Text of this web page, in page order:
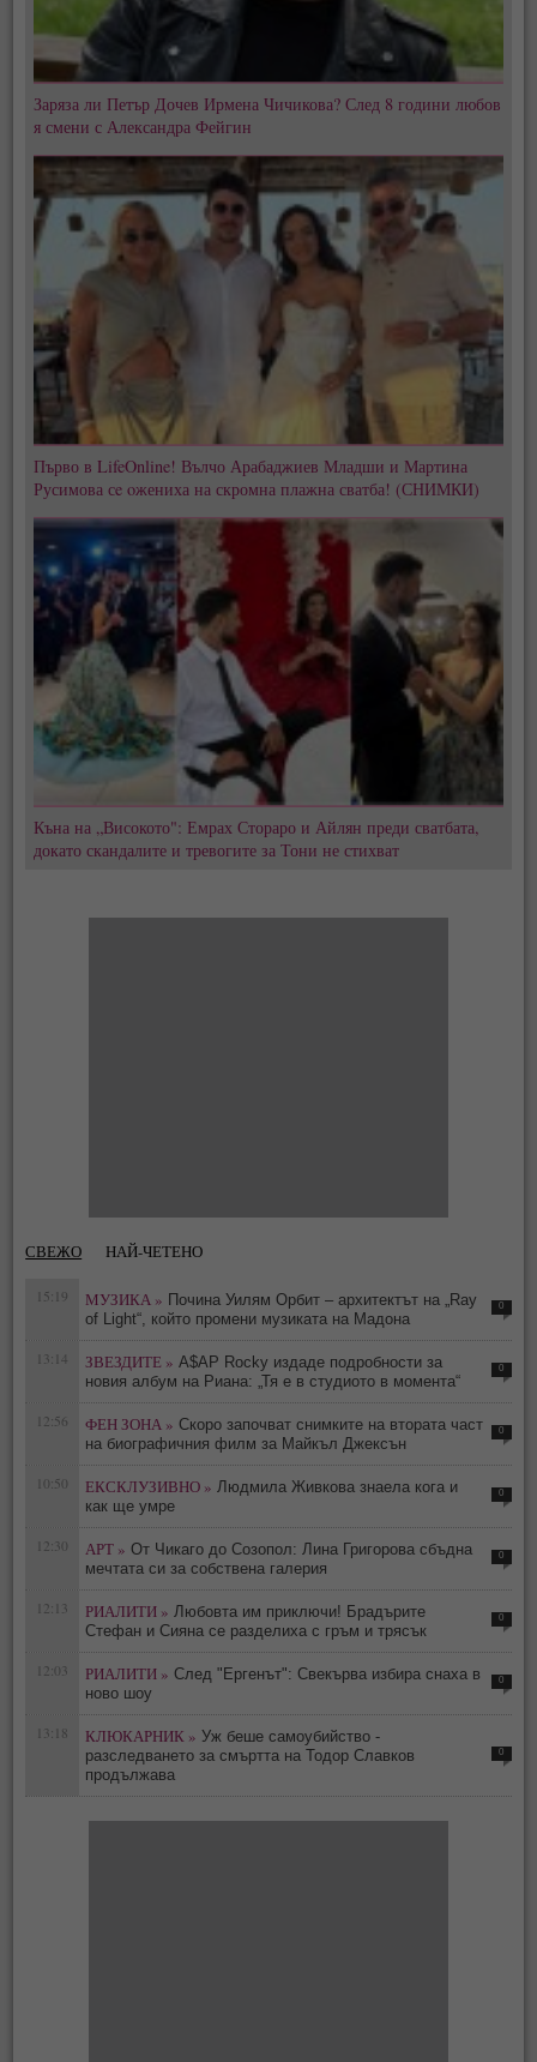
Заряза ли Петър Дочев Ирмена Чичикова? След 8 години любов
я смени с Александра Фейгин
Първо в LifeOnline! Вълчо Арабаджиев Младши и Мартина
Русимова сe oжениха на скромна плажна сватба! (СНИМКИ)
Къна на „Високото": Емрах Стораро и Айлян преди сватбата,
докато скандалите и тревогите за Тони не стихват
СВЕЖО НАЙ-ЧЕТЕНО
15:19 МУЗИКА » Почина Уилям Орбит – архитектът на „Ray
of Light“, който промени музиката на Мадона
0
13:14 ЗВЕЗДИТЕ » A$AP Rocky издаде подробности за
новия албум на Риана: „Тя е в студиото в момента“
0
12:56 ФЕН ЗОНА » Скоро започват снимките на втората част
на биографичния филм за Майкъл Джексън
0
10:50 ЕКСКЛУЗИВНО » Людмила Живкова знаела кога и
как ще умре
0
12:30 АРТ » От Чикаго до Созопол: Лина Григорова сбъдна
мечтата си за собствена галерия
0
12:13 РИАЛИТИ » Любовта им приключи! Брадърите
Стефан и Сияна се разделиха с гръм и трясък
0
12:03 РИАЛИТИ » След "Ергенът": Свекърва избира снаха в
ново шоу
0
13:18 КЛЮКАРНИК » Уж беше самоубийство -
разследването за смъртта на Тодор Славков
продължава
0